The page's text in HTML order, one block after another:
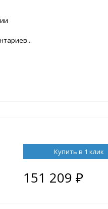
Купить в 1 клик
151 209₽